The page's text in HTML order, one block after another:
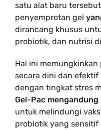
satu alat baru
penyemprotan gel
dirancang khusus
probiotik, dan nutrisi
Hal ini
secara dini dan efektif
dengan tingkat stres
Gel-Pac mengandung
untuk melindungi
probiotik yang sensitif